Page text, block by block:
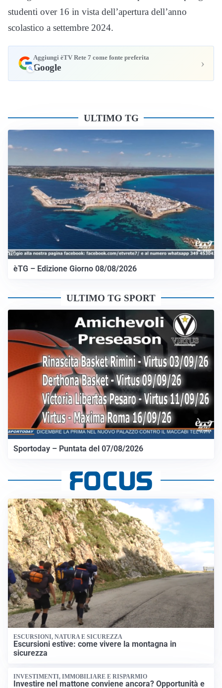
studenti over 16 in vista dell’apertura dell’anno
scolastico a settembre 2024.
Aggiungi èTV Rete 7 come fonte preferita
Google ›
ULTIMO TG
èTG – Edizione Giorno 08/08/2026
ULTIMO TG SPORT
Sportoday – Puntata del 07/08/2026
ESCURSIONI, NATURA E SICUREZZA
Escursioni estive: come vivere la montagna in
sicurezza
INVESTIMENTI, IMMOBILIARE E RISPARMIO
Investire nel mattone conviene ancora? Opportunità e